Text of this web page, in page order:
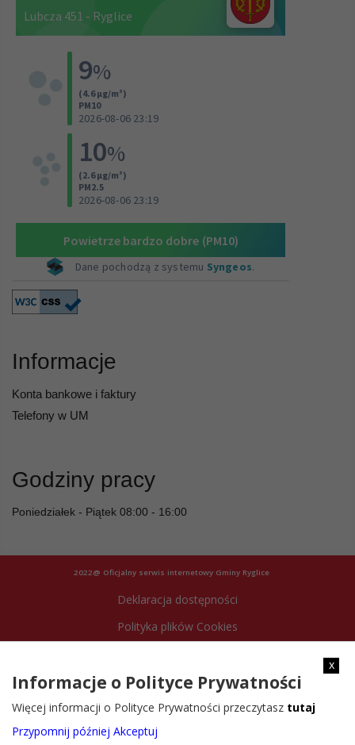
Informacje
Konta bankowe i faktury
Telefony w UM
Godziny pracy
Poniedziałek - Piątek 08:00 - 16:00
2022@ Oficjalny serwis internetowy Gminy Ryglice
Deklaracja dostępności
Polityka plików Cookies
x
Informacje o Polityce Prywatności
Więcej informacji o Polityce Prywatności przeczytasz tutaj
Przypomnij później Akceptuj